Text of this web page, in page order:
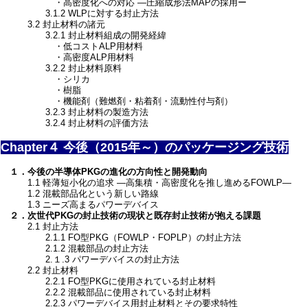
・高密度化への対応 ―圧縮成形法MAPの採用ー
3.1.2 WLPに対する封止方法
3.2 封止材料の諸元
3.2.1 封止材料組成の開発経緯
・低コストALP用材料
・高密度ALP用材料
3.2.2 封止材料原料
・シリカ
・樹脂
・機能剤（難燃剤・粘着剤・流動性付与剤）
3.2.3 封止材料の製造方法
3.2.4 封止材料の評価方法
Chapter４ 今後（2015年～）のパッケージング技術
１．今後の半導体PKGの進化の方向性と開発動向
1.1 軽薄短小化の追求 ―高集積・高密度化を推し進めるFOWLP―
1.2 混載部品化という新しい路線
1.3 ニーズ高まるパワーデバイス
２．次世代PKGの封止技術の現状と既存封止技術が抱える課題
2.1 封止方法
2.1.1 FO型PKG（FOWLP・FOPLP）の封止方法
2.1.2 混載部品の封止方法
2.１.3 パワーデバイスの封止方法
2.2 封止材料
2.2.1 FO型PKGに使用されている封止材料
2.2.2 混載部品に使用されている封止材料
2.2.3 パワーデバイス用封止材料とその要求特性